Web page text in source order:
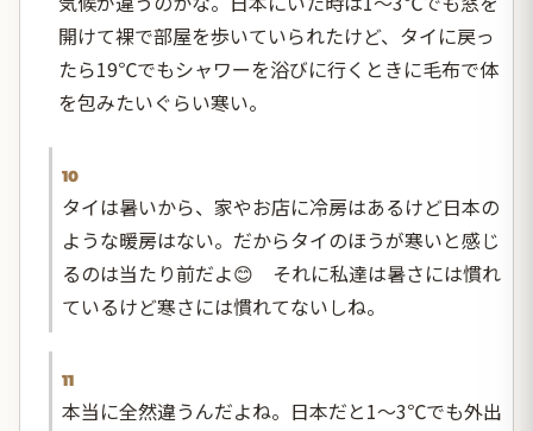
開けて裸で部屋を歩いていられたけど、タイに戻っ
たら19℃でもシャワーを浴びに行くときに毛布で体
を包みたいぐらい寒い。
10
タイは暑いから、家やお店に冷房はあるけど日本の
ような暖房はない。だからタイのほうが寒いと感じ
るのは当たり前だよ😊 それに私達は暑さには慣れ
ているけど寒さには慣れてないしね。
11
本当に全然違うんだよね。日本だと1～3℃でも外出